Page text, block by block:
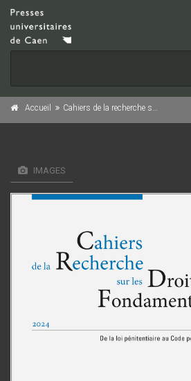
Accueil Cahiers de la recherche sur les droits fondamentaux, n° 22/2024
IMAGES